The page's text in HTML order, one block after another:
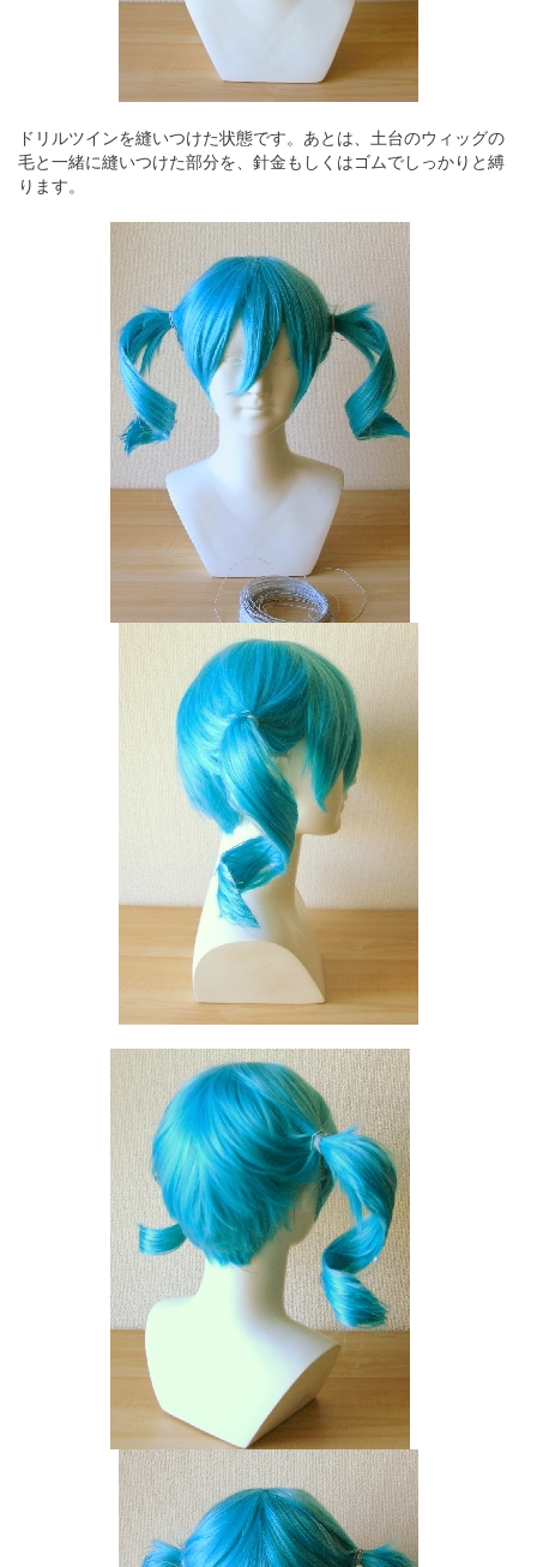
ドリルツインを縫いつけた状態です。あとは、土台のウィッグの
毛と一緒に縫いつけた部分を、針金もしくはゴムでしっかりと縛
ります。